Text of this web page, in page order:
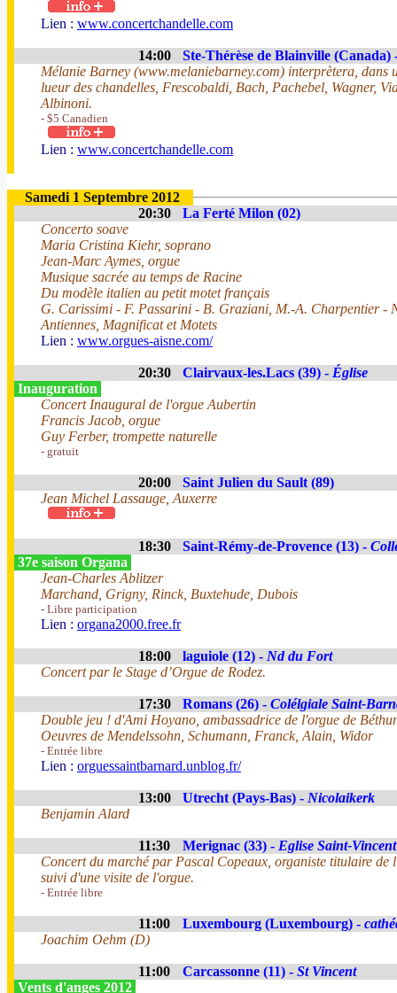
Lien : www.concertchandelle.com
14:00
Ste-Thérèse de Blainville (Canada)
Mélanie Barney (www.melaniebarney.com) interprètera, dans
lueur des chandelles, Frescobaldi, Bach, Pachebel, Wagner,
Albinoni.
- $5 Canadien
Lien : www.concertchandelle.com
Samedi 1 Septembre 2012
20:30
La Ferté Milon (02)
Concerto soave
Maria Cristina Kiehr, soprano
Jean-Marc Aymes, orgue
Musique sacrée au temps de Racine
Du modèle italien au petit motet français
G. Carissimi - F. Passarini - B. Graziani, M.-A. Charpentier -
Antiennes, Magnificat et Motets
Lien : www.orgues-aisne.com/
20:30 Clairvaux-les.Lacs (39) - Église
Inauguration
Concert Inaugural de l'orgue Aubertin
Francis Jacob, orgue
Guy Ferber, trompette naturelle
- gratuit
20:00
Saint Julien du Sault (89)
Jean Michel Lassauge, Auxerre
18:30 Saint-Rémy-de-Provence (13) -
37e saison Organa
Jean-Charles Ablitzer
Marchand, Grigny, Rinck, Buxtehude, Dubois
- Libre participation
Lien : organa2000.free.fr
18:00 laguiole (12) - Nd du Fort
Concert par le Stage d’Orgue de Rodez.
17:30 Romans (26) - Colélgiale Saint-
Double jeu ! d'Ami Hoyano, ambassadrice de l'orgue de
Oeuvres de Mendelssohn, Schumann, Franck, Alain, Widor
- Entrée libre
Lien : orguessaintbarnard.unblog.fr/
13:00 Utrecht (Pays-Bas) - Nicolaikerk
Benjamin Alard
11:30 Merignac (33) - Eglise Saint-Vincent
Concert du marché par Pascal Copeaux, organiste titulaire de
suivi d'une visite de l'orgue.
- Entrée libre
11:00 Luxembourg (Luxembourg) -
Joachim Oehm (D)
11:00 Carcassonne (11) - St Vincent
Vents d'anges 2012